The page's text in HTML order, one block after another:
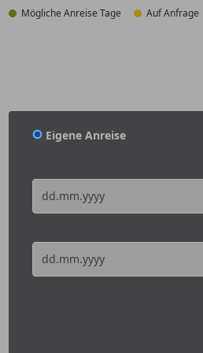
Mögliche Anreise Tage Auf Anfrage
Eigene Anreise